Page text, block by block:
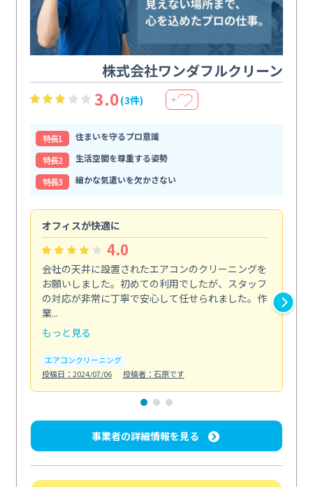
株式会社ワンダフルクリーン
3.0(3件) ＋
特⻑1
住まいを守るプロ意識
特⻑2
生活空間を尊重する姿勢
特⻑3
細かな気遣いを欠かさない
オフィスが快適に
4.0
会社の天井に設置されたエアコンのクリーニングを
お願いしました。初めての利用でしたが、スタッフ
の対応が非常に丁寧で安心して任せられました。作
業...
もっと見る
エアコンクリーニング
投稿日：2024/07/06
投稿者：石原です
事業者の詳細情報を見る